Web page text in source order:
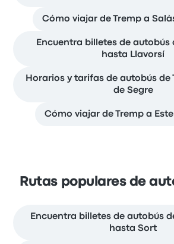
Cómo viajar de Tremp a
Encuentra billetes de autobús
hasta Llavorsí
Horarios y tarifas de autobús de
de Segre
Cómo viajar de Tremp a
Rutas populares de
Encuentra billetes de autobús
hasta Sort